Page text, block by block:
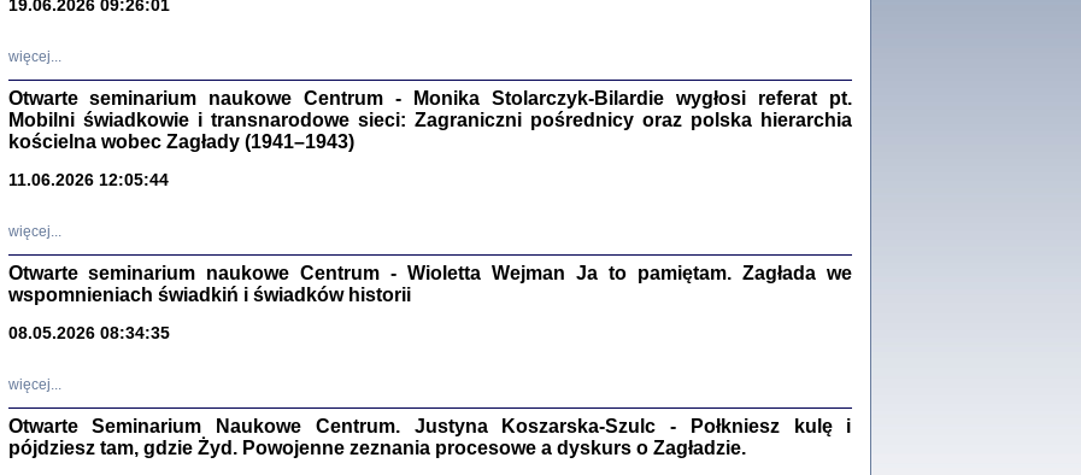
oprac. Aleksandra Bańkowska
Warszawa 2022
oprac. Aleksandra Bańkowska, wstęp Jacek Leociak
Warszawa 2021
19.06.2026 09:26:01
więcej...
Otwarte seminarium naukowe Centrum - Monika Stolarczyk-Bilardie wygłosi referat pt.
Mobilni świadkowie i transnarodowe sieci: Zagraniczni pośrednicy oraz polska hierarchia
kościelna wobec Zagłady (1941–1943)
11.06.2026 12:05:44
więcej...
Otwarte seminarium naukowe Centrum - Wioletta Wejman Ja to pamiętam. Zagłada we
wspomnieniach świadkiń i świadków historii
08.05.2026 08:34:35
więcej...
Otwarte Seminarium Naukowe Centrum. Justyna Koszarska-Szulc - Połkniesz kulę i
pójdziesz tam, gdzie Żyd. Powojenne zeznania procesowe a dyskurs o Zagładzie.